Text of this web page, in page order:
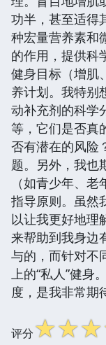
功半，甚至适得
种宏量营养素和
的作用，提供科
健身目标（增肌
养计划。我特别
动补充剂的科学
等，它们是否真
否有潜在的风险
题。另外，我也
（如青少年、
指导原则。虽然
以让我更好地理
来帮助到我身边
与的，而针对不
上的“私人”健身
度，是我非常期
评分☆☆☆